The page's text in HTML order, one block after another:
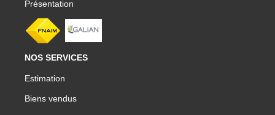
Présentation
NOS SERVICES
Estimation
Biens vendus